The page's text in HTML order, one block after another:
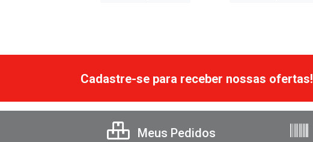
Cadastre-se para receber nossas ofertas!
Meus Pedidos